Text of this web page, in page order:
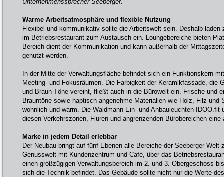
Unternehmenssprecher Seeberger.
Warme Arbeitsatmosphäre und flexible Nutzung
Flexibel und kommunikativ sollte die Arbeitswelt sein. Deshalb
im Betriebsrestaurant zum Austausch ein. Loungebereiche bieten
Bereich dient der Kommunikation und kann außerhalb der
genutzt werden.
In der Mitte der Verwaltungsfläche befindet sich ein Funktionskern
Meeting- und Fokusräumen. Die Farbigkeit der Keramikfassade, die
und Braun-Töne vereint, fließt auch in die Bürowelt ein. Frische und
Brauntöne sowie haptisch angenehme Materialien wie Holz, Filz und
wohnlich und warm. Die Waldmann Ein- und Anbauleuchten IDOO.fit
diesen Verkehrszonen, Fluren und angrenzenden Bürobereichen
Marke in jedem Detail erlebbar
Der Neubau bringt auf fünf Ebenen alle Bereiche der Seeberger Welt
Genusswelt mit Kundenzentrum und Café, über das
einen großzügigen Verwaltungsbereich im 2. und 3. Obergeschoss
sich die Technik befindet. Das Gebäude sollte nicht nur die Werte